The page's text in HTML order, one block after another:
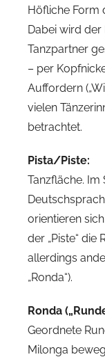
Höfliche Form
Dabei wird
Tanzpartner
– per
Auffordern
vielen
betrachtet.
Pista/Piste:
Tanzfläche. Im
orientieren
der „Piste“ die
allerdings
„Ronda“).
Ronda
Geordnete
Milonga